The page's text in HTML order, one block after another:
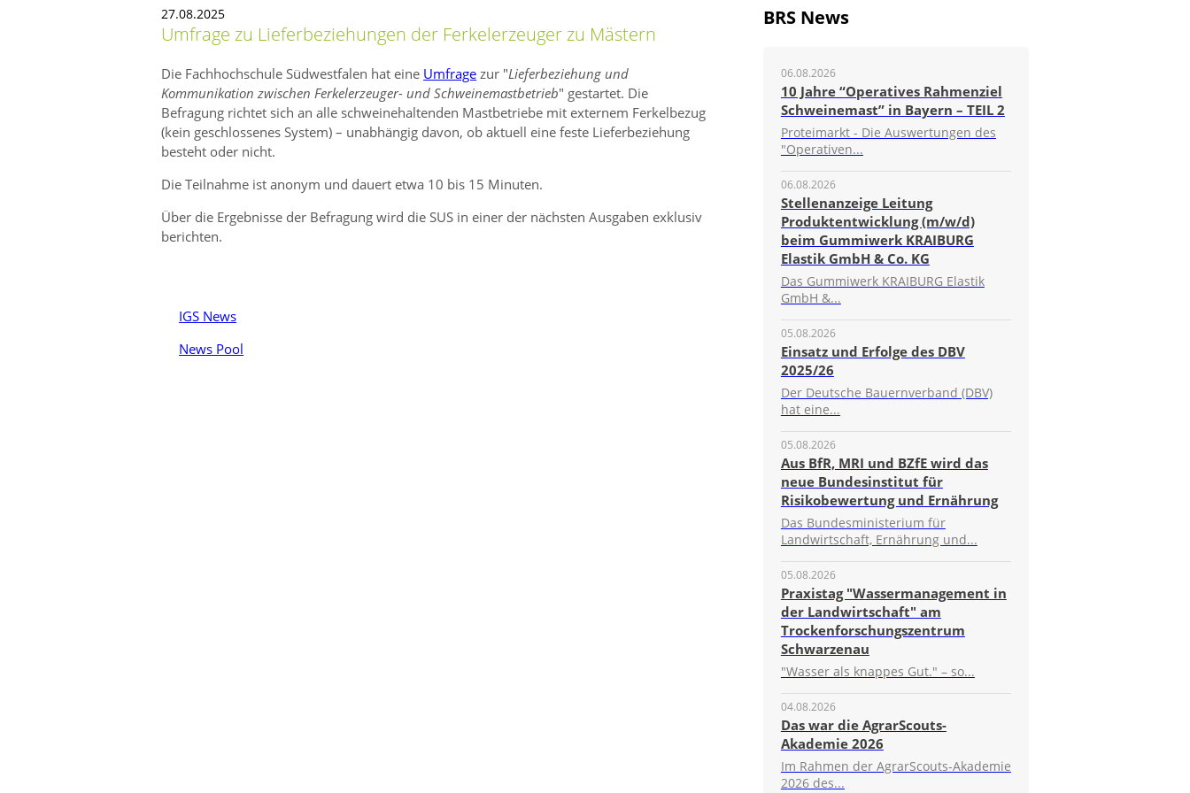
BRS News
06.08.2026
10 Jahre “Operatives Rahmenziel
Schweinemast” in Bayern – TEIL 2
Proteimarkt - Die Auswertungen des
"Operativen...
06.08.2026
Stellenanzeige Leitung
Produktentwicklung (m/w/d)
beim Gummiwerk KRAIBURG
Elastik GmbH & Co. KG
Das Gummiwerk KRAIBURG Elastik
GmbH &...
05.08.2026
Einsatz und Erfolge des DBV
2025/26
Der Deutsche Bauernverband (DBV)
hat eine...
05.08.2026
Aus BfR, MRI und BZfE wird das
neue Bundesinstitut für
Risikobewertung und Ernährung
Das Bundesministerium für
Landwirtschaft, Ernährung und...
05.08.2026
Praxistag "Wassermanagement in
der Landwirtschaft" am
Trockenforschungszentrum
Schwarzenau
"Wasser als knappes Gut." – so...
04.08.2026
Das war die AgrarScouts-
Akademie 2026
Im Rahmen der AgrarScouts-Akademie
2026 des...
27.08.2025
Umfrage zu Lieferbeziehungen der Ferkelerzeuger zu Mästern
Die Fachhochschule Südwestfalen hat eine Umfrage zur Lieferbeziehung und
Kommunikation zwischen Ferkelerzeuger- und Schweinemastbetrieb gestartet. Die
Befragung richtet sich an alle schweinehaltenden Mastbetriebe mit externem Ferkelbezug
(kein geschlossenes System) – unabhängig davon, ob aktuell eine feste Lieferbeziehung
besteht oder nicht.
Die Teilnahme ist anonym und dauert etwa 10 bis 15 Minuten.
Über die Ergebnisse der Befragung wird die SUS in einer der nächsten Ausgaben exklusiv
berichten.
IGS News
News Pool